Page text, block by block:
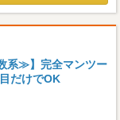
系≫】完全マンツー
だけでOK